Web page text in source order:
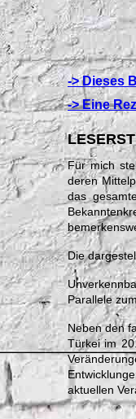
-> Dieses
-> Eine
Für mich
deren
das
Die
Parallele
Neben den
Türkei im
aktuellen